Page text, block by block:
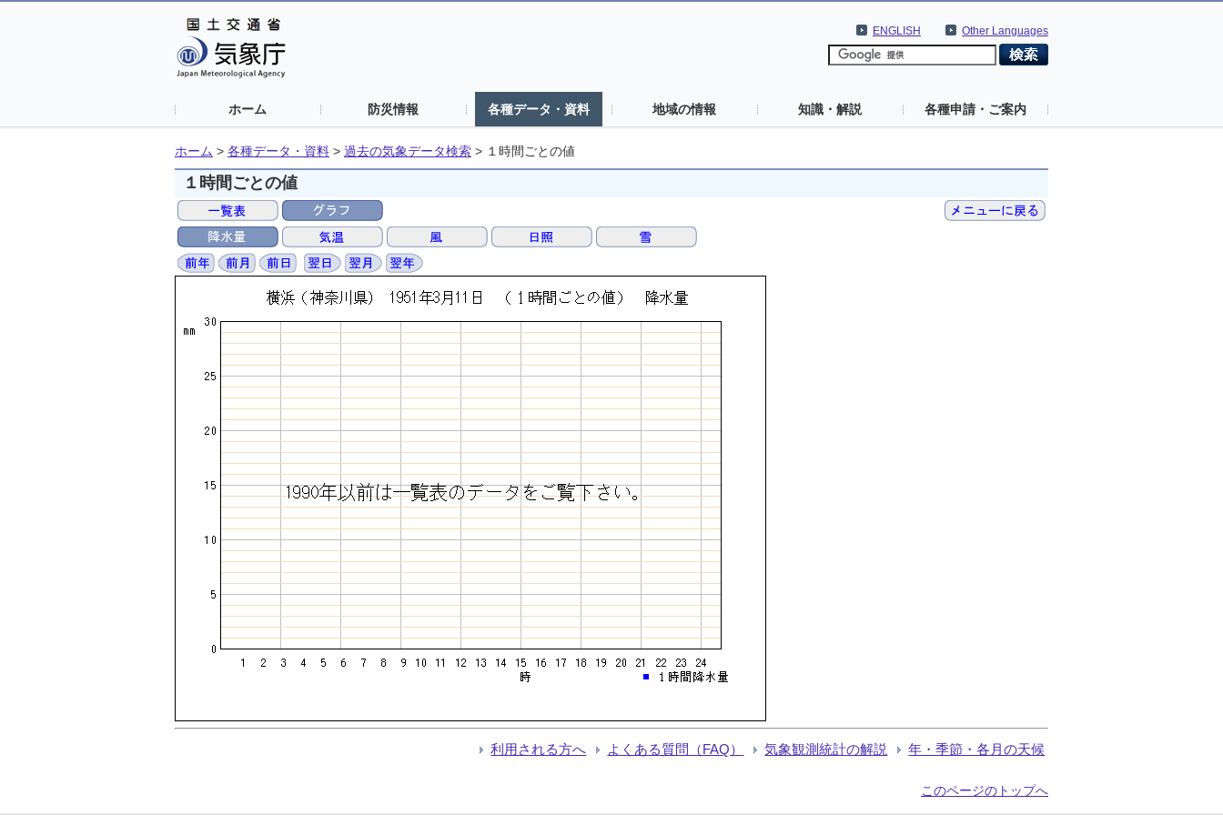
Other Languages
ENGLISH
ホーム 防災情報 各種データ・資料 地域の情報 知識・解説 各種申請・ご案内
ホーム > 各種データ・資料 > 過去の気象データ検索 > １時間ごとの値
１時間ごとの値
利用される方へ よくある質問（FAQ） 気象観測統計の解説 年・季節・各月の天候
このページのトップへ